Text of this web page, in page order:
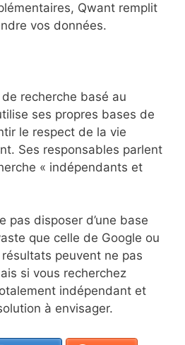
Qwant remplit
vos données.
de recherche basé au
ses propres bases de
le respect de la vie
Ses responsables parlent
« indépendants et
pas disposer d’une base
que celle de Google ou
peuvent ne pas
si vous recherchez
indépendant et
à envisager.